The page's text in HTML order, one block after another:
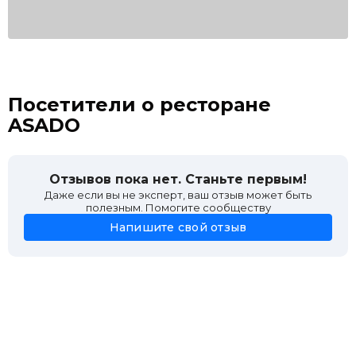
Посетители о ресторане
ASADO
Отзывов пока нет. Станьте первым!
Даже если вы не эксперт, ваш отзыв может быть
полезным. Помогите сообществу
Напишите свой отзыв